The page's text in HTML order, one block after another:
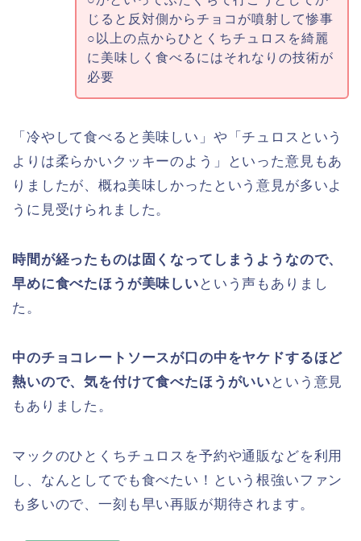
じると反対側からチョコが噴射して惨事
○以上の点からひとくちチュロスを綺麗
に美味しく食べるにはそれなりの技術が
必要
「冷やして食べると美味しい」や「チュロスという
よりは柔らかいクッキーのよう」といった意見もあ
りましたが、概ね美味しかったという意見が多いよ
うに見受けられました。
時間が経ったものは固くなってしまうようなので、
早めに食べたほうが美味しい という声もありまし
た。
中のチョコレートソースが口の中をヤケドするほど
熱いので、気を付けて食べたほうがいい という意見
もありました。
マックのひとくちチュロスを予約や通販などを利用
し、なんとしてでも食べたい！という根強いファン
も多いので、一刻も早い再販が期待されます。